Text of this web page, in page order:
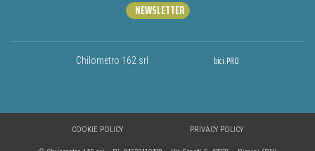
Chilometro 162 srl bici.PRO
NEWSLETTER
COOKIE POLICY PRIVACY POLICY